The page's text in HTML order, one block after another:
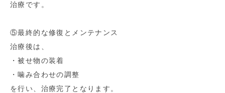
治療です。
⑤最終的な修復とメンテナンス
治療後は、
・被せ物の装着
・噛み合わせの調整
を行い、治療完了となります。